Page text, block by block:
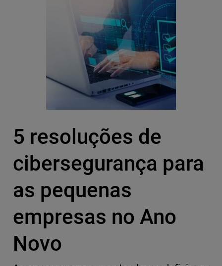
5 resoluções de
cibersegurança para
as pequenas
empresas no Ano
Novo